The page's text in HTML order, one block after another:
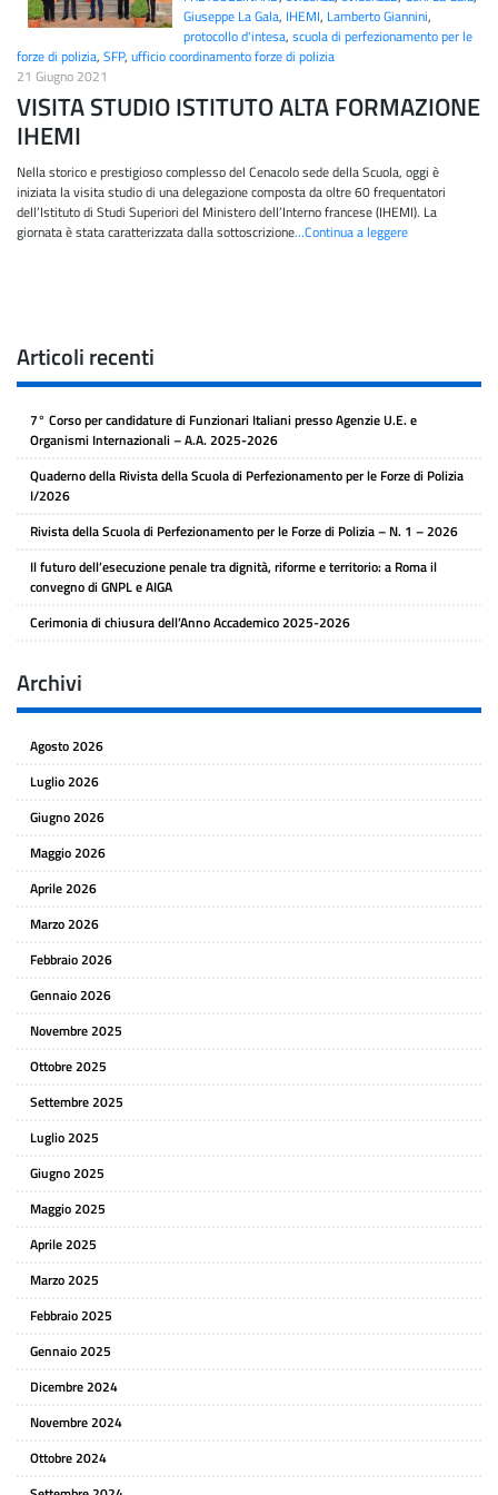
Giuseppe La Gala, IHEMI, Lamberto Giannini,
protocollo d'intesa, scuola di perfezionamento per le
forze di polizia, SFP, ufficio coordinamento forze di polizia
21 Giugno 2021
VISITA STUDIO ISTITUTO ALTA FORMAZIONE
IHEMI
Nella storico e prestigioso complesso del Cenacolo sede della Scuola, oggi è
iniziata la visita studio di una delegazione composta da oltre 60 frequentatori
dell’Istituto di Studi Superiori del Ministero dell’Interno francese (IHEMI). La
giornata è stata caratterizzata dalla sottoscrizione…Continua a leggere
Articoli recenti
7° Corso per candidature di Funzionari Italiani presso Agenzie U.E. e
Organismi Internazionali – A.A. 2025-2026
Quaderno della Rivista della Scuola di Perfezionamento per le Forze di Polizia
I/2026
Rivista della Scuola di Perfezionamento per le Forze di Polizia – N. 1 – 2026
Il futuro dell’esecuzione penale tra dignità, riforme e territorio: a Roma il
convegno di GNPL e AIGA
Cerimonia di chiusura dell’Anno Accademico 2025-2026
Archivi
Agosto 2026
Luglio 2026
Giugno 2026
Maggio 2026
Aprile 2026
Marzo 2026
Febbraio 2026
Gennaio 2026
Novembre 2025
Ottobre 2025
Settembre 2025
Luglio 2025
Giugno 2025
Maggio 2025
Aprile 2025
Marzo 2025
Febbraio 2025
Gennaio 2025
Dicembre 2024
Novembre 2024
Ottobre 2024